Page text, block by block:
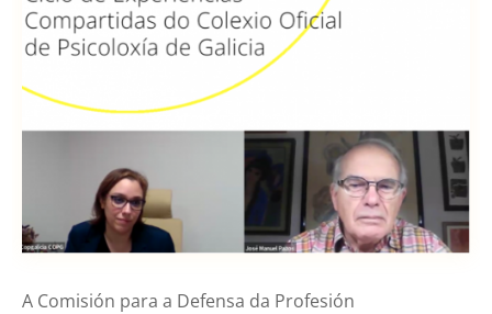
A Comisión para a Defensa da Profesión